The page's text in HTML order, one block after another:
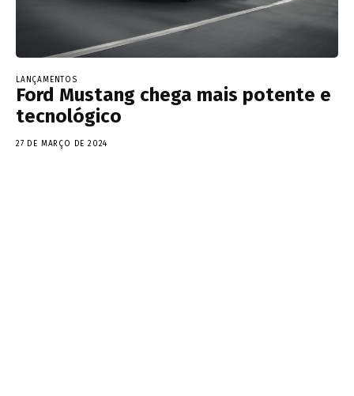
LANÇAMENTOS
Ford Mustang chega mais potente e
tecnológico
27 DE MARÇO DE 2024